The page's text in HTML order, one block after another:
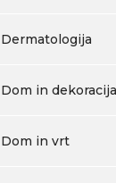
Dermatologija
Dom in dekoracija
Dom in vrt